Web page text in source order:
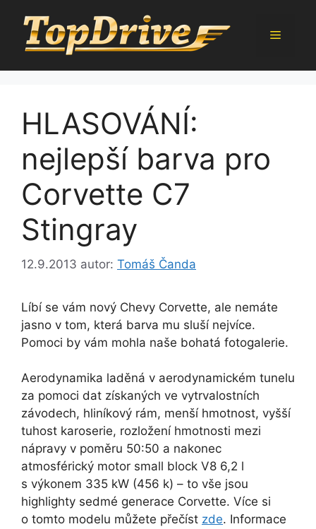
obsah
Menu
HLASOVÁNÍ:
nejlepší barva pro
Corvette C7
Stingray
12.9.2013 autor: Tomáš Čanda
Líbí se vám nový Chevy Corvette, ale nemáte
jasno v tom, která barva mu sluší nejvíce.
Pomoci by vám mohla naše bohatá fotogalerie.
Aerodynamika laděná v aerodynamickém tunelu
za pomoci dat získaných ve vytrvalostních
závodech, hliníkový rám, menší hmotnost, vyšší
tuhost karoserie, rozložení hmotnosti mezi
nápravy v poměru 50:50 a nakonec
atmosférický motor small block V8 6,2 l
s výkonem 335 kW (456 k) – to vše jsou
highlighty sedmé generace Corvette. Více si
o tomto modelu můžete přečíst zde. Informace